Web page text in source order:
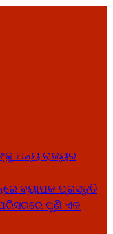
ଅନ୍ୟ ରାଜ୍ୟର
ବ୍ୟାପକ ପ୍ରସ୍ତୁତି
ପରିସରରେ ପୁଣି ଏକ